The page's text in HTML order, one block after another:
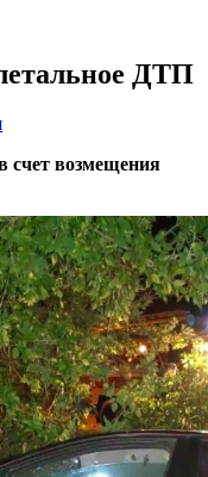
ДТП
счет возмещения